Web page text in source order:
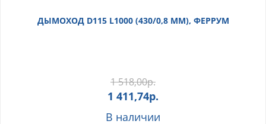
ДЫМОХОД D115 L1000 (430/0,8 ММ), ФЕРРУМ
1 518,00р.
1 411,74р.
В наличии